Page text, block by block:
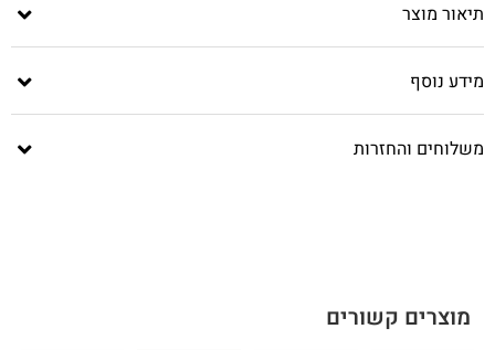
תיאור מוצר
מידע נוסף
משלוחים והחזרות
מוצרים קשורים